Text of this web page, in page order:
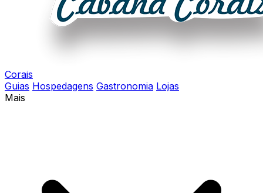
Corais
Guias Hospedagens Gastronomia Lojas
Mais